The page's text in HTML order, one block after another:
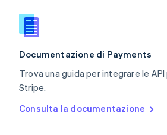
Documentazione di Payments
Trova una guida per integrare le
Stripe.
Consulta la documentazione
English
Slovacchia
Slovenia
Spagna
Español
English Español简体中文